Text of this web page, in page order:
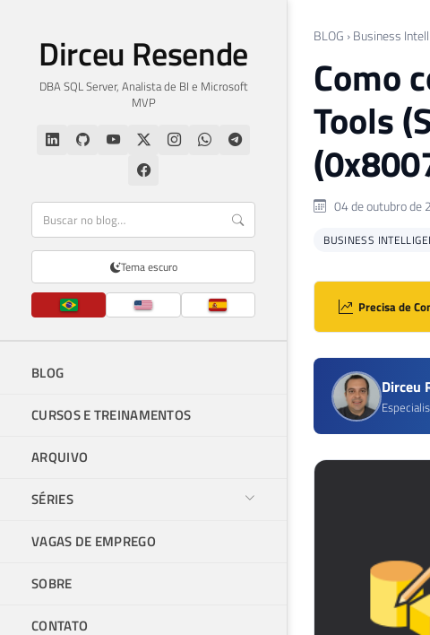
Dirceu Resende
DBA SQL Server, Analista de BI e Microsoft
MVP
Tema escuro
BLOG
CURSOS E TREINAMENTOS
ARQUIVO
SÉRIES
VAGAS DE EMPREGO
SOBRE
CONTATO
BLOG › Business
Como
Tools
04 de outubro de
BUSINESS
Precisa de
Dirceu